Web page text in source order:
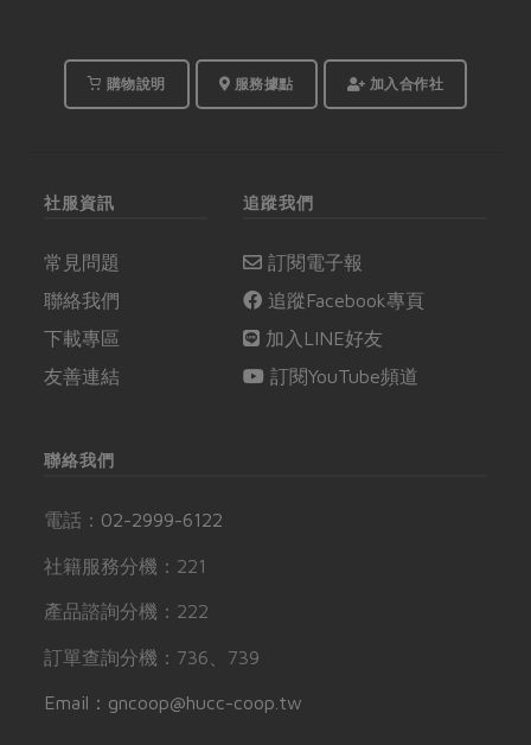
購物說明 服務據點 加入合作社
社服資訊
常見問題
聯絡我們
下載專區
友善連結
追蹤我們
訂閱電子報
追蹤Facebook專頁
加入LINE好友
訂閱YouTube頻道
聯絡我們
電話： 02-2999-6122
社籍服務分機：221
產品諮詢分機：222
訂單查詢分機：736、739
Email：gncoop@hucc-coop.tw